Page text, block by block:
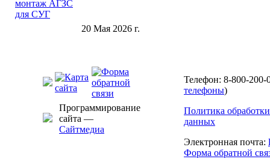
20 Мая 2026 г.
Программирование
сайта —
Сайтмедиа
Телефон: 8-800-200-
телефоны)
Политика
данных
Электронная почта:
Форма обратной